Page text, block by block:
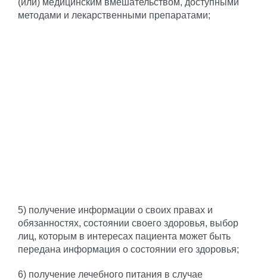
(или) медицинским вмешательством, доступными
методами и лекарственными препаратами;
5) получение информации о своих правах и
обязанностях, состоянии своего здоровья, выбор
лиц, которым в интересах пациента может быть
передана информация о состоянии его здоровья;
6) получение лечебного питания в случае